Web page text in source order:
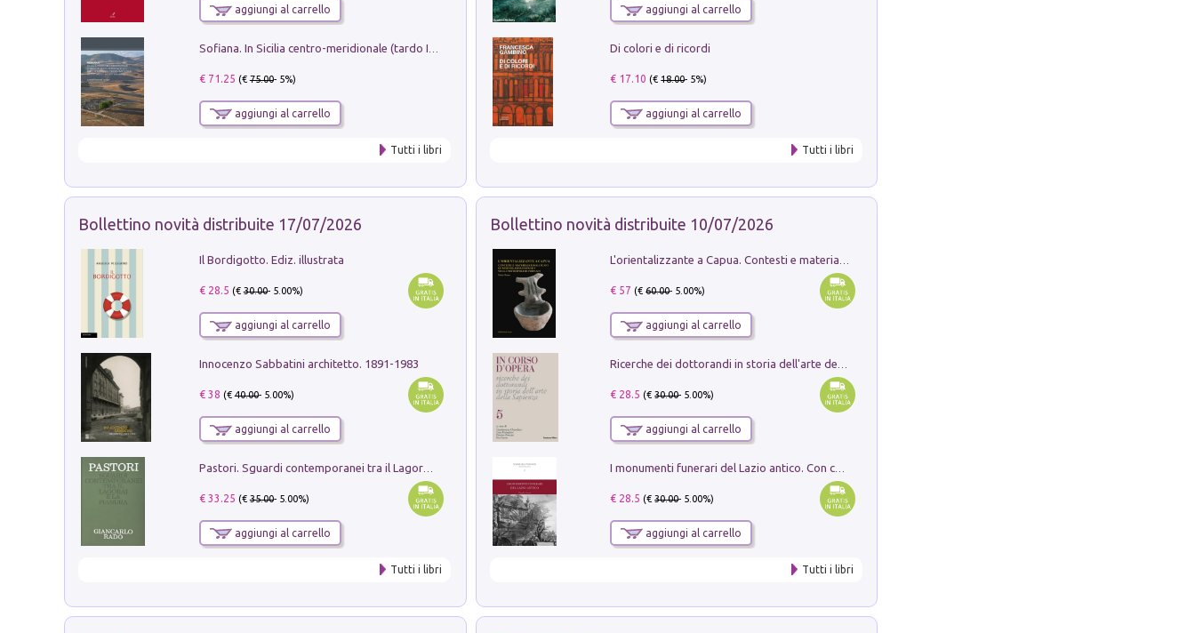
aggiungi al carrello
€ 71.25 (€75.00- 5%)
aggiungi al carrello
Tutti i libri
aggiungi al carrello
Di colori e di ricordi
€ 17.10 (€18.00- 5%)
aggiungi al carrello
Tutti i libri
Bollettino novità distribuite 17/07/2026
Il Bordigotto. Ediz. illustrata
€ 28.5 (€30.00- 5.00%)
aggiungi al carrello
Innocenzo Sabbatini architetto. 1891-1983
€ 38 (€40.00- 5.00%)
aggiungi al carrello
Pastori. Sguardi contemporanei tra il Lagorai e la pianura. Ediz. illustrata
€ 33.25 (€35.00- 5.00%)
aggiungi al carrello
Tutti i libri
Bollettino novità distribuite 10/07/2026
€ 57 (€60.00- 5.00%)
aggiungi al carrello
€ 28.5 (€30.00- 5.00%)
aggiungi al carrello
€ 28.5 (€30.00- 5.00%)
aggiungi al carrello
Tutti i libri